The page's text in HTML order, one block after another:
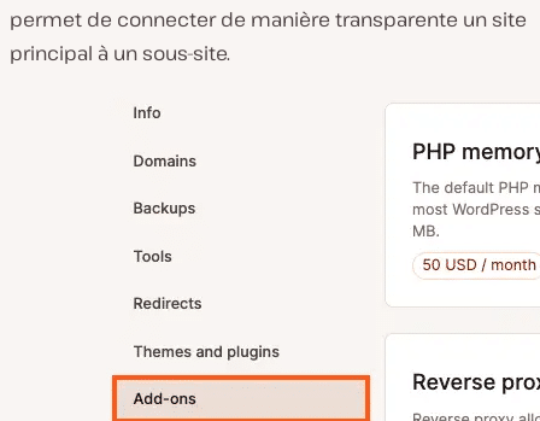
permet de connecter de manière transparente un site
principal à un sous-site.